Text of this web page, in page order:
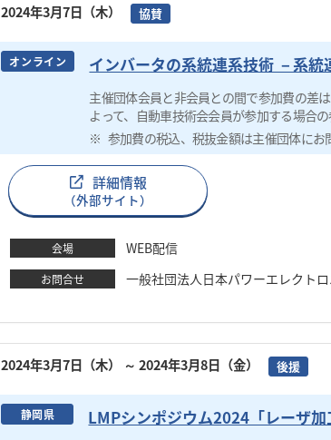
2024年3月7日（木） 協賛
オンライン インバータの系統連系技術 －系統
主催団体会員と非会員との間で参加費の差
よって、自動車技術会会員が参加する場合の
参加費の税込、税抜金額は主催団体にお
詳細情報
（外部サイト）
会場 WEB配信
お問合せ 一般社団法人日本パワーエレク
2024年3月7日（木） ～ 2024年3月8日（金） 後援
静岡県 LMPシンポジウム2024「レーザ加